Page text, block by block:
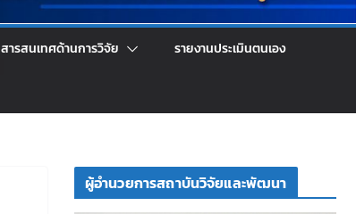
สารสนเทศด้านการวิจัย รายงานประเมินตนเอง
ผู้อำนวยการสถาบันวิจัยและพัฒนา